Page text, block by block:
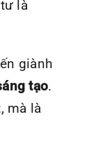
là
giành
tạo.
mà là